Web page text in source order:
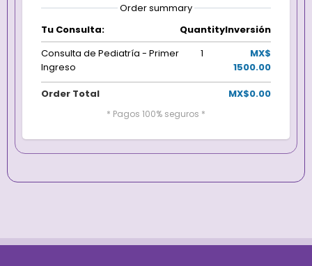
Order summary
Tu Consulta:
QuantityInversión
Consulta de Pediatría - Primer
Ingreso
1
MX$
1500.00
Order Total
MX$0.00
* Pagos 100% seguros *